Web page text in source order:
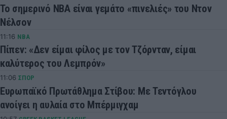
Το σημερινό ΝΒΑ είναι γεμάτο «πινελιές» του Ντον
Νέλσον
11:16 NBA
Πίπεν: «Δεν είμαι φίλος με τον Τζόρνταν, είμαι
καλύτερος του Λεμπρόν»
11:06 ΣΠΟΡ
Ευρωπαϊκό Πρωτάθλημα Στίβου: Με Τεντόγλου
ανοίγει η αυλαία στο Μπέρμιγχαμ